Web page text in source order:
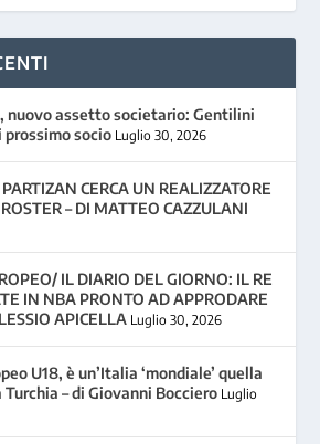
nuovo assetto societario: Gentilini
prossimo socio Luglio 30, 2026
CERCA UN REALIZZATORE
– DI MATTEO CAZZULANI
IL DIARIO DEL GIORNO: IL RE
IN NBA PRONTO AD APPRODARE
APICELLA Luglio 30, 2026
U18, è un’Italia ‘mondiale’ quella
– di Giovanni Bocciero Luglio